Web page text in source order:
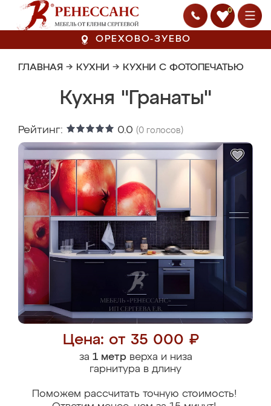
0
ОРЕХОВО-ЗУЕВО
ГЛАВНАЯ → КУХНИ → КУХНИ С ФОТОПЕЧАТЬЮ
Кухня "Гранаты"
Рейтинг: 0.0 (0 голосов)
Цена: от 35 000 ₽
за 1 метрверха и низа
гарнитура в длину
Поможем рассчитать точную стоимость!